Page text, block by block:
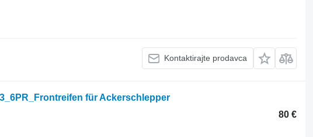
Kontaktirajte prodavca
für Ackerschlepper
80 €